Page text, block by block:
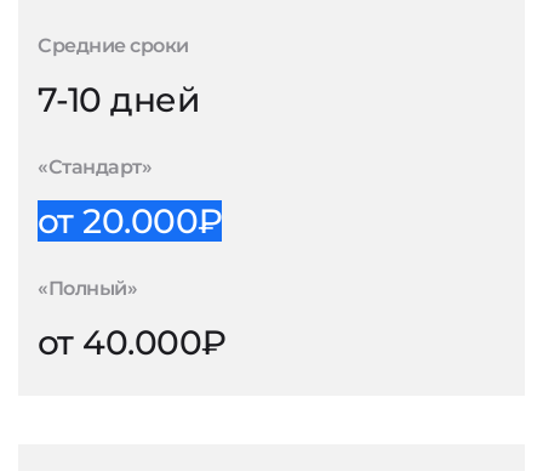
Средние сроки
7-10 дней
«Стандарт»
от 20.000₽
«Полный»
от 40.000₽